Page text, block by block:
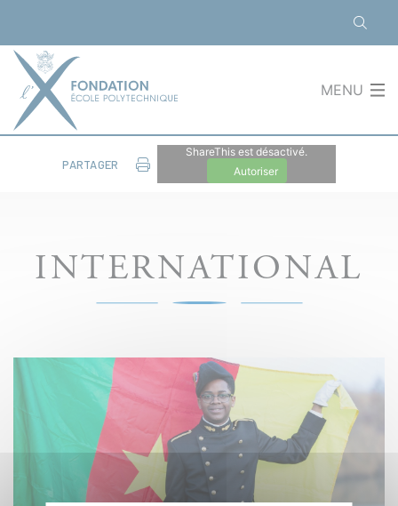
MENU
PARTAGER
ShareThis est désactivé.
Autoriser
INTERNATIONAL